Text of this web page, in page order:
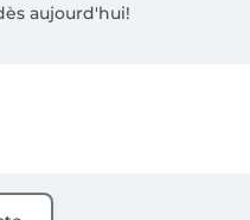
aujourd'hui!